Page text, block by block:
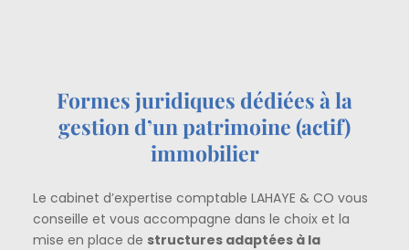
Formes juridiques dédiées à la
gestion d’un patrimoine (actif)
immobilier
Le cabinet d’expertise comptable LAHAYE & CO vous
conseille et vous accompagne dans le choix et la
mise en place de structures adaptées à la